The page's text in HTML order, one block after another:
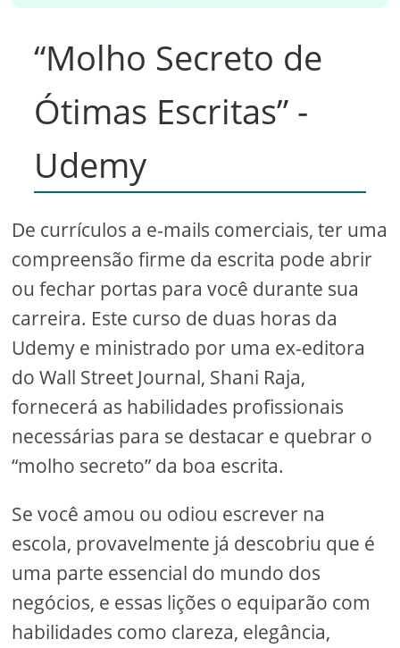
“Molho Secreto de
Ótimas Escritas” -
Udemy
De currículos a e-mails comerciais, ter uma
compreensão firme da escrita pode abrir
ou fechar portas para você durante sua
carreira. Este curso de duas horas da
Udemy e ministrado por uma ex-editora
do Wall Street Journal, Shani Raja,
fornecerá as habilidades profissionais
necessárias para se destacar e quebrar o
“molho secreto” da boa escrita.
Se você amou ou odiou escrever na
escola, provavelmente já descobriu que é
uma parte essencial do mundo dos
negócios, e essas lições o equiparão com
habilidades como clareza, elegância,